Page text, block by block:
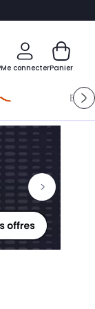
Me connecterPanier